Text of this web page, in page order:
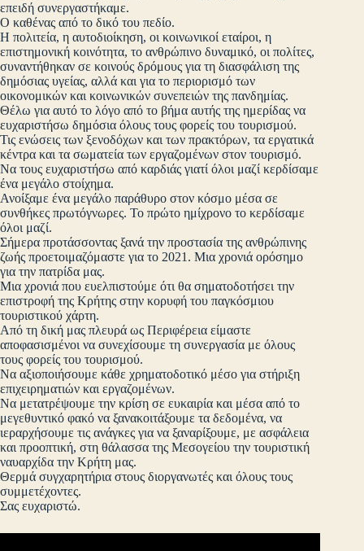
επειδή συνεργαστήκαμε.
Ο καθένας από το δικό του πεδίο.
Η πολιτεία, η αυτοδιοίκηση, οι κοινωνικοί εταίροι, η
επιστημονική κοινότητα, το ανθρώπινο δυναμικό, οι πολίτες,
συναντήθηκαν σε κοινούς δρόμους για τη διασφάλιση της
δημόσιας υγείας, αλλά και για το περιορισμό των
οικονομικών και κοινωνικών συνεπειών της πανδημίας.
Θέλω για αυτό το λόγο από το βήμα αυτής της ημερίδας να
ευχαριστήσω δημόσια όλους τους φορείς του τουρισμού.
Τις ενώσεις των ξενοδόχων και των πρακτόρων, τα εργατικά
κέντρα και τα σωματεία των εργαζομένων στον τουρισμό.
Να τους ευχαριστήσω από καρδιάς γιατί όλοι μαζί κερδίσαμε
ένα μεγάλο στοίχημα.
Ανοίξαμε ένα μεγάλο παράθυρο στον κόσμο μέσα σε
συνθήκες πρωτόγνωρες. Το πρώτο ημίχρονο το κερδίσαμε
όλοι μαζί.
Σήμερα προτάσσοντας ξανά την προστασία της ανθρώπινης
ζωής προετοιμαζόμαστε για το 2021. Μια χρονιά ορόσημο
για την πατρίδα μας.
Μια χρονιά που ευελπιστούμε ότι θα σηματοδοτήσει την
επιστροφή της Κρήτης στην κορυφή του παγκόσμιου
τουριστικού χάρτη.
Από τη δική μας πλευρά ως Περιφέρεια είμαστε
αποφασισμένοι να συνεχίσουμε τη συνεργασία με όλους
τους φορείς του τουρισμού.
Να αξιοποιήσουμε κάθε χρηματοδοτικό μέσο για στήριξη
επιχειρηματιών και εργαζομένων.
Να μετατρέψουμε την κρίση σε ευκαιρία και μέσα από το
μεγεθυντικό φακό να ξανακοιτάξουμε τα δεδομένα, να
ιεραρχήσουμε τις ανάγκες για να ξαναρίξουμε, με ασφάλεια
και προοπτική, στη θάλασσα της Μεσογείου την τουριστική
ναυαρχίδα την Κρήτη μας.
Θερμά συγχαρητήρια στους διοργανωτές και όλους τους
συμμετέχοντες.
Σας ευχαριστώ.